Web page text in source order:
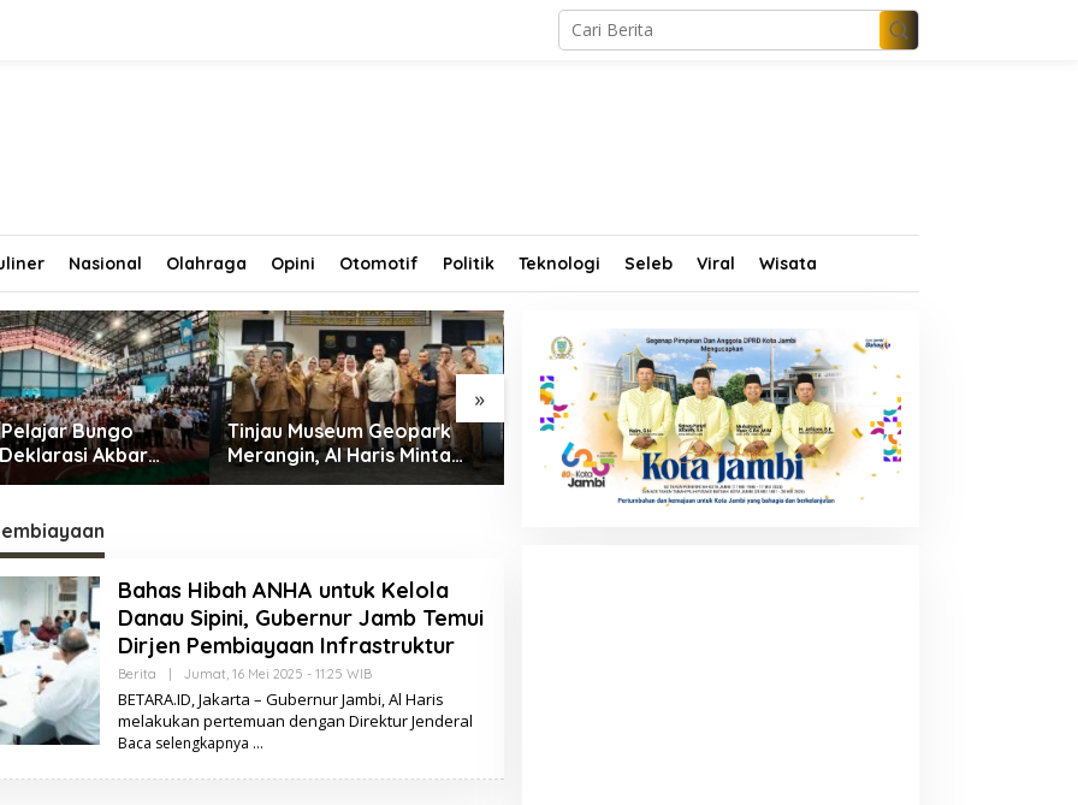
Nasional Olahraga Opini Otomotif Politik Teknologi Seleb Viral Wisata
»
Bungo
Akbar
Haris Sentil Bahaya
Tinjau Museum Geopark
Merangin, Al Haris Minta
Pengelola Genjot Inovasi
SKK Migas Tawarkan PI 7
Persen, Al Haris Gerak
Cepat Bahas Bersama
BUMD dan Pansus
Tinjau Bungo Green City
dan Sekolah Rakyat, Al
Haris Tekankan Sinergi
Pendidikan dan
Bahas Hibah ANHA untuk Kelola
Danau Sipini, Gubernur Jamb Temui
Dirjen Pembiayaan Infrastruktur
Berita Jumat, 16 Mei 2025 - 11:25 WIBO
E
H
T
BETARA.ID, Jakarta – Gubernur Jambi, Al Haris
melakukan pertemuan dengan Direktur Jenderal
Baca selengkapnya